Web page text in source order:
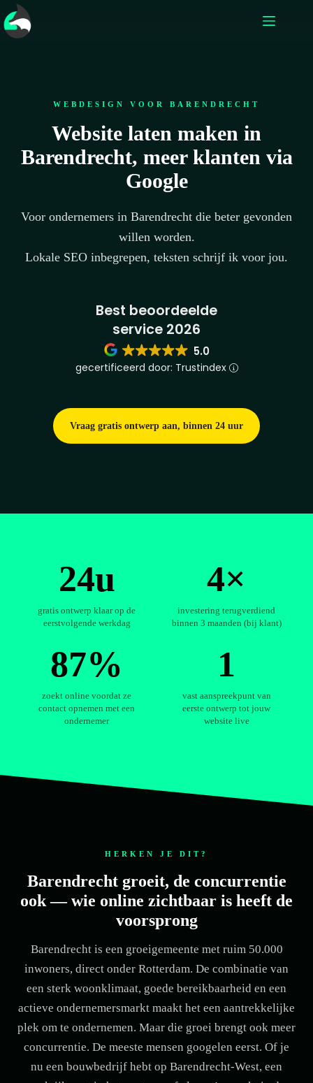
WEBDESIGN VOOR BARENDRECHT
Website laten maken in
Barendrecht, meer klanten via
Google
Voor ondernemers in Barendrecht die beter gevonden
willen worden.
Lokale SEO inbegrepen, teksten schrijf ik voor jou.
Best beoordeelde
service 2026
5.0
gecertificeerd door: Trustindex
Vraag gratis ontwerp aan, binnen 24 uur
24u
gratis ontwerp klaar op de
eerstvolgende werkdag
4×
investering terugverdiend
binnen 3 maanden (bij klant)
87%
zoekt online voordat ze
contact opnemen met een
ondernemer
1
vast aanspreekpunt van
eerste ontwerp tot jouw
website live
HERKEN JE DIT?
Barendrecht groeit, de concurrentie
ook — wie online zichtbaar is heeft de
voorsprong
Barendrecht is een groeigemeente met ruim 50.000
inwoners, direct onder Rotterdam. De combinatie van
een sterk woonklimaat, goede bereikbaarheid en een
actieve ondernemersmarkt maakt het een aantrekkelijke
plek om te ondernemen. Maar die groei brengt ook meer
concurrentie. De meeste mensen googelen eerst. Of je
nu een bouwbedrijf hebt op Barendrecht-West, een